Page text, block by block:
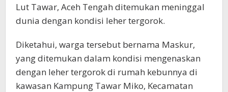
Lut Tawar, Aceh Tengah ditemukan meninggal
dunia dengan kondisi leher tergorok.
Diketahui, warga tersebut bernama Maskur,
yang ditemukan dalam kondisi mengenaskan
dengan leher tergorok di rumah kebunnya di
kawasan Kampung Tawar Miko, Kecamatan